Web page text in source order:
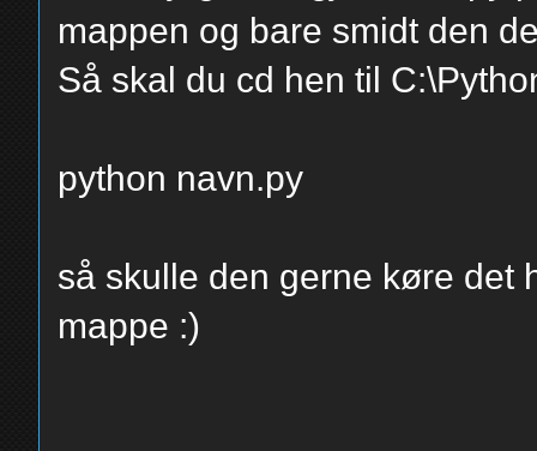
mappen og bare smidt den
Så skal du cd hen til
python navn.py
så skulle den gerne køre det
mappe :)